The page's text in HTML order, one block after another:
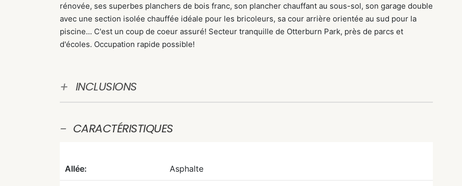
rénovée, ses superbes planchers de bois franc, son plancher chauffant au sous-sol, son garage double
avec une section isolée chauffée idéale pour les bricoleurs, sa cour arrière orientée au sud pour la
piscine... C'est un coup de coeur assuré! Secteur tranquille de Otterburn Park, près de parcs et
d'écoles. Occupation rapide possible!
INCLUSIONS
CARACTÉRISTIQUES
Allée: Asphalte